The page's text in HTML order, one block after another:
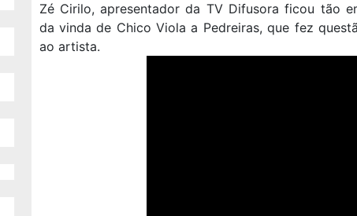
Zé Cirilo, apresentador da TV Difusora ficou tão
da vinda de Chico Viola a Pedreiras, que fez
ao artista.